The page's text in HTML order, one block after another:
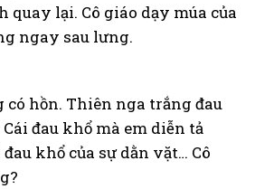
lại. Cô giáo dạy múa của
ngay sau lưng.
có hồn. Thiên nga trắng đau
đau khổ mà em diễn tả
khổ của sự dằn vặt… Cô